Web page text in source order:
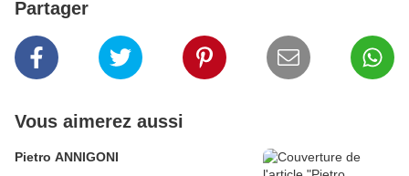
Partager
Vous aimerez aussi
Pietro ANNIGONI